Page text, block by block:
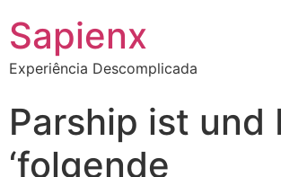
Sapienx
Experiência Descomplicada
Parship ist und
‘folgende